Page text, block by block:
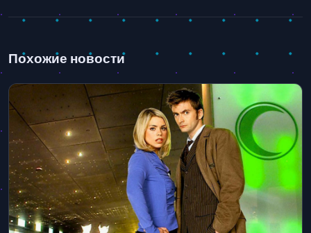
Похожие новости